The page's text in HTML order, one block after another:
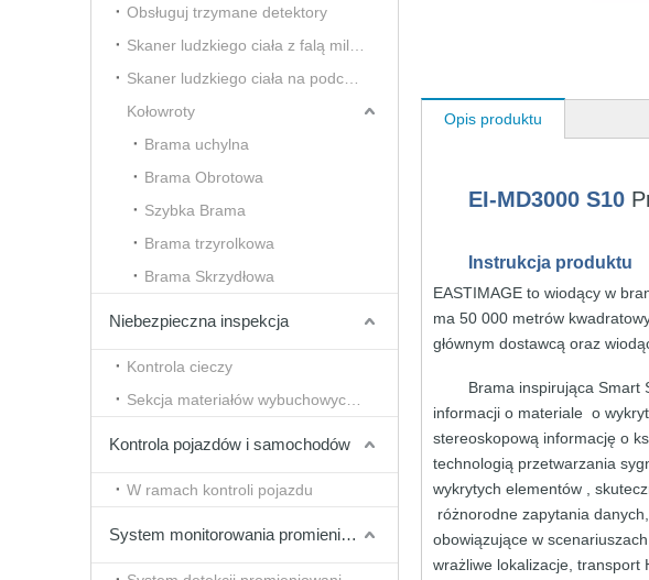
Obsługuj trzymane detektory
Kołowroty
Brama uchylna
Brama Obrotowa
Szybka Brama
Brama trzyrolkowa
Brama Skrzydłowa
Niebezpieczna inspekcja
Kontrola cieczy
Kontrola pojazdów i samochodów
W ramach kontroli pojazdu
System monitorowania promieniowania
Opis produktu
EI-MD3000 S10
Instrukcja produktu
EASTIMAGE to wiodący w
ma 50 000 metrów
głównym dostawcą oraz
Brama inspirująca Smart
informacji o materiale o
stereoskopową informację o
technologią przetwarzania
wykrytych elementów ,
różnorodne zapytania
obowiązujące w
wrażliwe lokalizacje, transport